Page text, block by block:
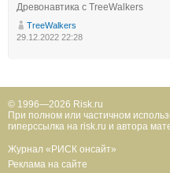
Древонавтика с TreeWalkers
TreeWalkers
29.12.2022 22:28
© 1996—2026 Risk.ru
При полном или частичном
гиперссылка на risk.ru и автора
Журнал «РИСК онсайт»
Реклама на сайте